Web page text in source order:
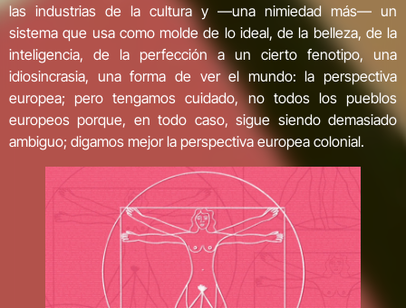
las industrias de la cultura y —una nimiedad más— un
sistema que usa como molde de lo ideal, de la belleza, de la
inteligencia, de la perfección a un cierto fenotipo, una
idiosincrasia, una forma de ver el mundo: la perspectiva
europea; pero tengamos cuidado, no todos los pueblos
europeos porque, en todo caso, sigue siendo demasiado
ambiguo; digamos mejor la perspectiva europea colonial.